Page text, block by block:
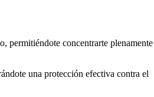
permitiéndote concentrarte plenamente
una protección efectiva contra el